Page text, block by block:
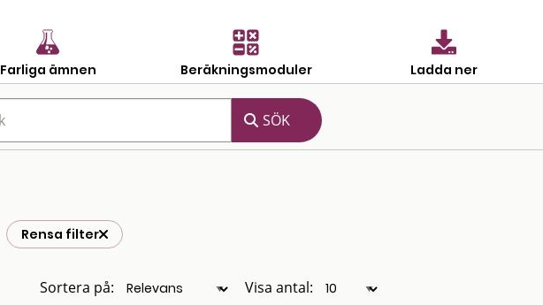
Farliga ämnen Beräkningsmoduler Ladda ner
Rensa filter
Sortera på: Visa antal: